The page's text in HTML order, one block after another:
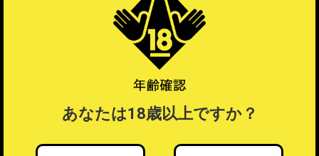
あなたは18歳以上ですか？